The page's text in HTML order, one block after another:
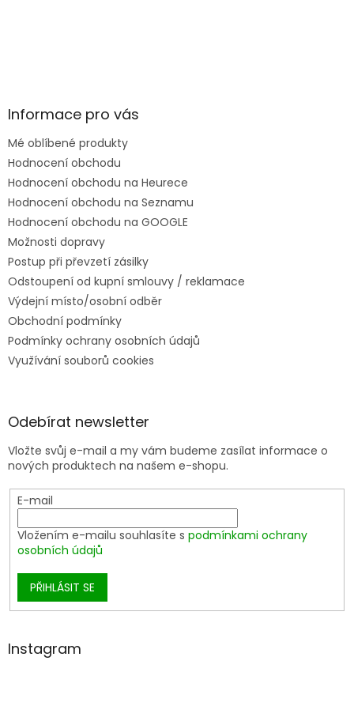
Informace pro vás
Mé oblíbené produkty
Hodnocení obchodu
Hodnocení obchodu na Heurece
Hodnocení obchodu na Seznamu
Hodnocení obchodu na GOOGLE
Možnosti dopravy
Postup při převzetí zásilky
Odstoupení od kupní smlouvy / reklamace
Výdejní místo/osobní odběr
Obchodní podmínky
Podmínky ochrany osobních údajů
Využívání souborů cookies
Odebírat newsletter
Vložte svůj e-mail a my vám budeme zasílat informace o
nových produktech na našem e-shopu.
E-mail
Vložením e-mailu souhlasíte s podmínkami ochrany
osobních údajů
PŘIHLÁSIT SE
Instagram